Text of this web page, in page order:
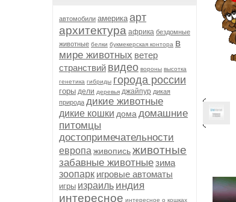
автомобили америка арт
архитектура африка бездомные
животные белки букмекерская контора в
мире животных ветер
странствий видео вороны высотка
генетика гибриды города россии
горы дели деревья джайпур дикая
природа дикие животные
дикие кошки дома домашние
питомцы
достопримечательности
европа живописьживотные
забавные животныезима
зоопарк игровые автоматы
игры израиль индия
интересное интересное о кошках